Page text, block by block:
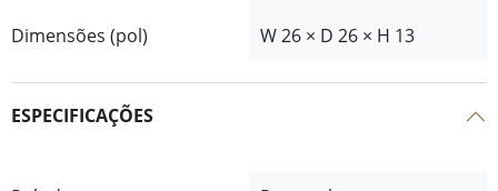
Dimensões (pol)
W 26 × D 26 × H 13
ESPECIFICAÇÕES